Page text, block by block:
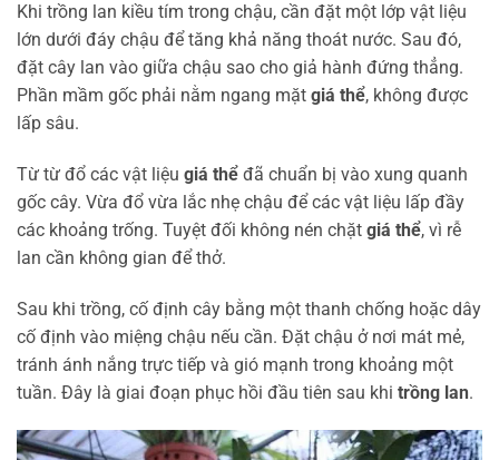
Khi trồng lan kiều tím trong chậu, cần đặt một lớp vật liệu
lớn dưới đáy chậu để tăng khả năng thoát nước. Sau đó,
đặt cây lan vào giữa chậu sao cho giả hành đứng thẳng.
Phần mầm gốc phải nằm ngang mặt giá thể, không được
lấp sâu.
Từ từ đổ các vật liệu giá thể đã chuẩn bị vào xung quanh
gốc cây. Vừa đổ vừa lắc nhẹ chậu để các vật liệu lấp đầy
các khoảng trống. Tuyệt đối không nén chặt giá thể, vì rễ
lan cần không gian để thở.
Sau khi trồng, cố định cây bằng một thanh chống hoặc dây
cố định vào miệng chậu nếu cần. Đặt chậu ở nơi mát mẻ,
tránh ánh nắng trực tiếp và gió mạnh trong khoảng một
tuần. Đây là giai đoạn phục hồi đầu tiên sau khi trồng lan.